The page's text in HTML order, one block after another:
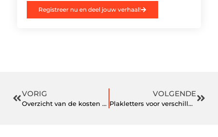
Registreer nu en deel jouw verhaal!
VORIG
Overzicht van de kosten bij letselschade
VOLGENDE
Plakletters voor verschillende doeleinden